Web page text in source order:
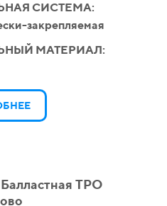
СИСТЕМА:
закрепляемая
МАТЕРИАЛ:
ТРО